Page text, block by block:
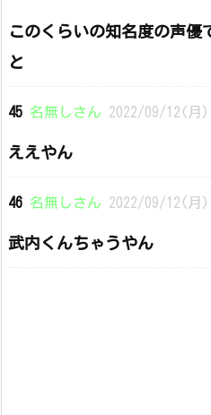
このくらいの知名度の声優
と
45 名無しさん 2022/09/12(月
ええやん
46 名無しさん 2022/09/12(月)
武内くんちゃうやん